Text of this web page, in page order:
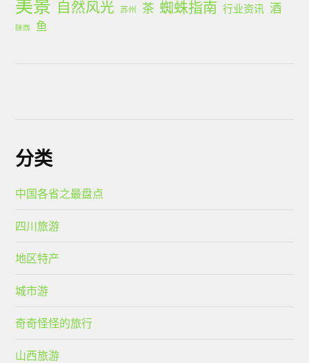
美景 自然风光 苏州 茶 蜘蛛指南 行业资讯 酒
陕西 鱼
分类
中国各省之最盘点
四川旅游
地区特产
城市游
奇奇怪怪的旅行
山西旅游